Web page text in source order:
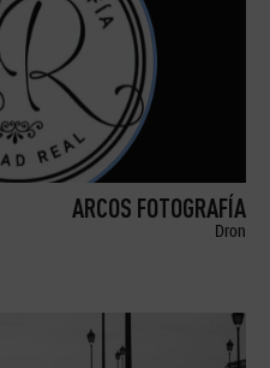
ARCOS FOTOGRAFÍA
Dron